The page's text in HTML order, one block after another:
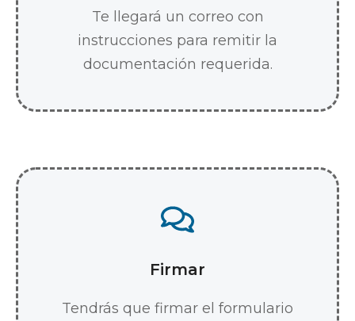
Te llegará un correo con
instrucciones para remitir la
documentación requerida.
Firmar
Tendrás que firmar el formulario